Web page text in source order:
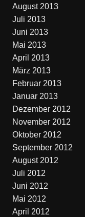
August 2013
Juli 2013
Juni 2013
Mai 2013
April 2013
März 2013
Februar 2013
Januar 2013
Dezember 2012
November 2012
Oktober 2012
September 2012
August 2012
Juli 2012
Juni 2012
Mai 2012
April 2012